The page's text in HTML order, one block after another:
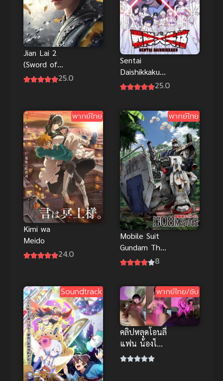
Jian Lai 2
(Sword of
Coming 2)25.0
Sentai
Daishikkaku
ขบวนการ 25.0
พากย์ไทย
Kimi wa
Meido
24.0
พากย์ไทย
Mobile Suit
Gundam The
08th MS 8
Soundtrack พากย์ไทย/ซับ
คลิปหลุดโอนลี่
แฟน น้องไข่
ดาว โซโล่ของ